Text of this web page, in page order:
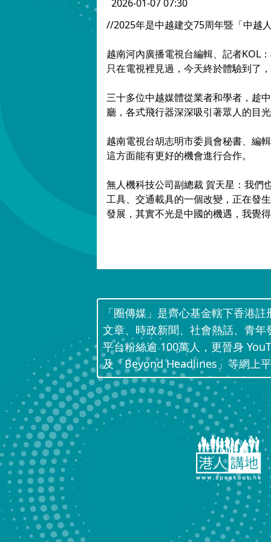
2026-01-07 07:30
//2025年是中越建交75周年暨「中越
越南河內廣播電視台編輯、記者KOL
只在電視裡見過，今天終於體驗到了
三十多位中越媒體從業者和學者，趁
廳，各式飛行器深深吸引著眾人的目
越南電視台胡志明市委員會秘書、編
這方面能有更好的機會進行合作。
無人機科技公司副總裁 賀天星：我們
工具、交通載具的一個改變，正在發
發展，其實不光是中國的機遇，我覺
「圈傳媒」是齊心基金轄下香港
文章、時政新聞、社會熱話、青
平台粉絲逾 100萬人，更晉身
及「Beyond Headlines」等網上